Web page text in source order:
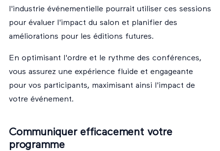
l'industrie événementielle pourrait utiliser ces sessions
pour évaluer l'impact du salon et planifier des
améliorations pour les éditions futures.
En optimisant l'ordre et le rythme des conférences,
vous assurez une expérience fluide et engageante
pour vos participants, maximisant ainsi l'impact de
votre événement.
Communiquer efficacement votre
programme